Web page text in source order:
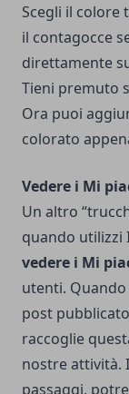
Scegli il colore
il contagocce
direttamente
Tieni premuto
Ora puoi
colorato
Vedere i Mi
Un altro
quando utilizzi
vedere i Mi
utenti.
post
raccoglie
nostre attività.
passaggi,